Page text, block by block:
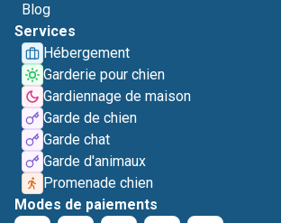
Blog
Services
Hébergement
Garderie pour chien
Gardiennage de maison
Garde de chien
Garde chat
Garde d'animaux
Promenade chien
Modes de paiements